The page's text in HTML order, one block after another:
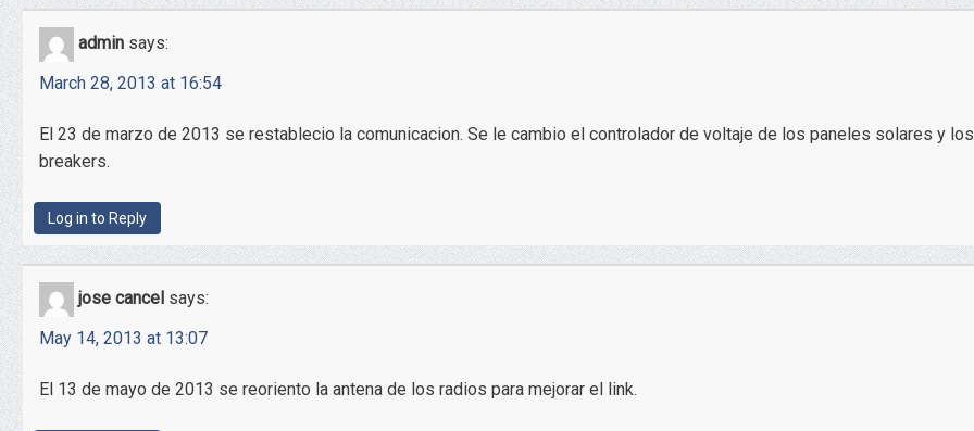
admin says:
March 28, 2013 at 16:54
El 23 de marzo de 2013 se restablecio la comunicacion. Se le cambio el controlador de voltaje de los paneles solares y los
breakers.
Log in to Reply
jose cancel says:
May 14, 2013 at 13:07
El 13 de mayo de 2013 se reoriento la antena de los radios para mejorar el link.